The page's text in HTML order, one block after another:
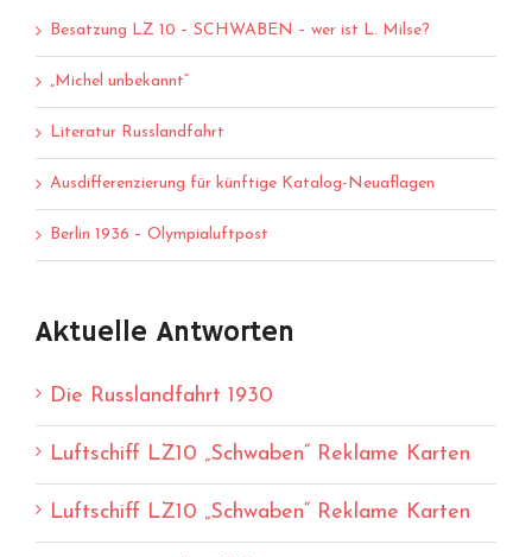
Besatzung LZ 10 – SCHWABEN – wer ist L. Milse?
„Michel unbekannt“
Literatur Russlandfahrt
Ausdifferenzierung für künftige Katalog-Neuaflagen
Berlin 1936 – Olympialuftpost
Aktuelle Antworten
Die Russlandfahrt 1930
Luftschiff LZ10 „Schwaben“ Reklame Karten
Luftschiff LZ10 „Schwaben“ Reklame Karten